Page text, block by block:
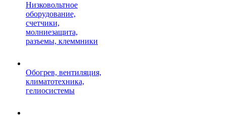
Низковольтное
оборудование,
счетчики,
молниезащита,
разъемы, клеммники
Обогрев, вентиляция,
климатотехника,
гелиосистемы